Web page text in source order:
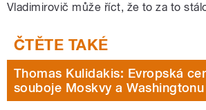
Vladimirovič může říct, že to za to
Thomas Kulidakis: Evropská
souboje Moskvy a Washingtonu